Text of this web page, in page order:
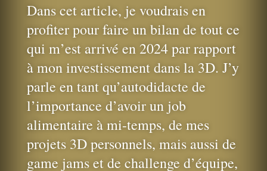
Dans cet article, je voudrais en
profiter pour faire un bilan de tout ce
qui m’est arrivé en 2024 par rapport
à mon investissement dans la 3D. J’y
parle en tant qu’autodidacte de
l’importance d’avoir un job
alimentaire à mi-temps, de mes
projets 3D personnels, mais aussi de
game jams et de challenge d’équipe,